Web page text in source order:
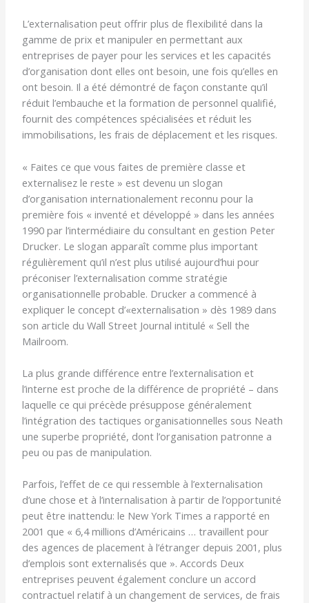
L’externalisation peut offrir plus de flexibilité dans la
gamme de prix et manipuler en permettant aux
entreprises de payer pour les services et les capacités
d’organisation dont elles ont besoin, une fois qu’elles en
ont besoin. Il a été démontré de façon constante qu’il
réduit l’embauche et la formation de personnel qualifié,
fournit des compétences spécialisées et réduit les
immobilisations, les frais de déplacement et les risques.
« Faites ce que vous faites de première classe et
externalisez le reste » est devenu un slogan
d’organisation internationalement reconnu pour la
première fois « inventé et développé » dans les années
1990 par l’intermédiaire du consultant en gestion Peter
Drucker. Le slogan apparaît comme plus important
régulièrement qu’il n’est plus utilisé aujourd’hui pour
préconiser l’externalisation comme stratégie
organisationnelle probable. Drucker a commencé à
expliquer le concept d’«externalisation » dès 1989 dans
son article du Wall Street Journal intitulé « Sell the
Mailroom.
La plus grande différence entre l’externalisation et
l’interne est proche de la différence de propriété – dans
laquelle ce qui précède présuppose généralement
l’intégration des tactiques organisationnelles sous Neath
une superbe propriété, dont l’organisation patronne a
peu ou pas de manipulation.
Parfois, l’effet de ce qui ressemble à l’externalisation
d’une chose et à l’internalisation à partir de l’opportunité
peut être inattendu: le New York Times a rapporté en
2001 que « 6,4 millions d’Américains … travaillent pour
des agences de placement à l’étranger depuis 2001, plus
d’emplois sont externalisés que ». Accords Deux
entreprises peuvent également conclure un accord
contractuel relatif à un changement de services, de frais